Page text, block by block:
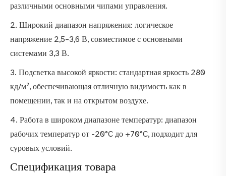
различными основными чипами управления.
2. Широкий диапазон напряжения: логическое
напряжение 2,5–3,6 В, совместимое с основными
системами 3,3 В.
3. Подсветка высокой яркости: стандартная яркость 280
кд/м², обеспечивающая отличную видимость как в
помещении, так и на открытом воздухе.
4. Работа в широком диапазоне температур: диапазон
рабочих температур от -20°C до +70°C, подходит для
суровых условий.
Спецификация товара